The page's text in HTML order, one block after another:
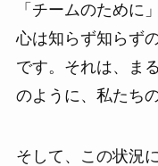
「チームのために
心は知らず知らず
です。それは、ま
のように、私たち
そして、この状況